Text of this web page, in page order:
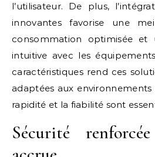
l’utilisateur. De plus,
innovantes favorise une
consommation optimisée et
intuitive avec les
caractéristiques rend ces
adaptées aux
rapidité et la fiabilité sont
Sécurité